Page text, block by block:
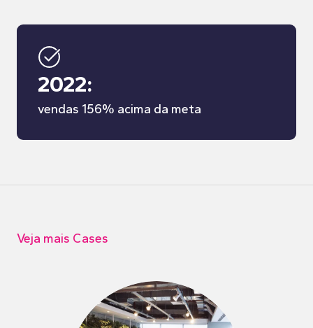
2022:
vendas 156% acima da meta
Veja mais Cases